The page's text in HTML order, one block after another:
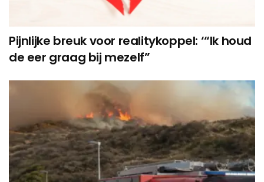
Pijnlijke breuk voor realitykoppel: ‘“Ik houd
de eer graag bij mezelf”